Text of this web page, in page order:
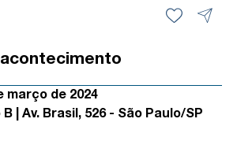
março de 2024
| Av. Brasil, 526 - São Paulo/SP